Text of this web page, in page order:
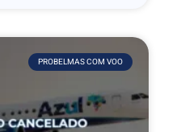
PROBELMAS COM VOO